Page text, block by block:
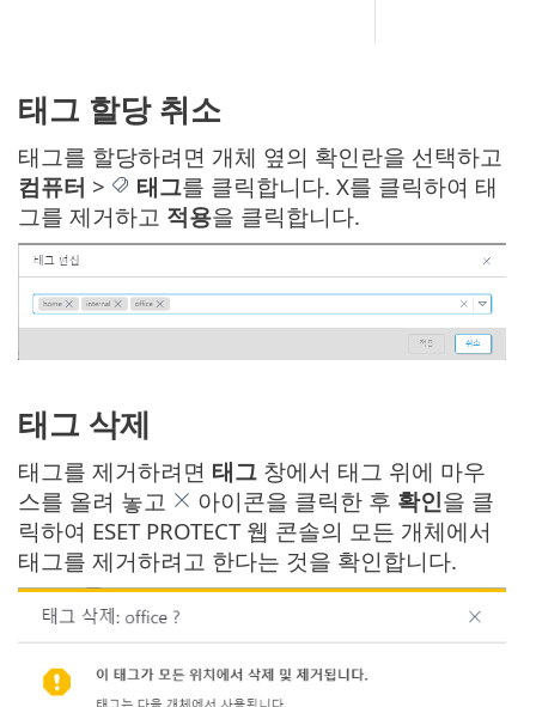
태그 할당 취소
태그를 할당하려면 개체 옆의 확인란을 선택하고
컴퓨터 > 태그를 클릭합니다. X를 클릭하여 태
그를 제거하고 적용을 클릭합니다.
태그 삭제
태그를 제거하려면 태그 창에서 태그 위에 마우
스를 올려 놓고
아이콘을 클릭한 후 확인을 클
릭하여 ESET PROTECT 웹 콘솔의 모든 개체에서
태그를 제거하려고 한다는 것을 확인합니다.